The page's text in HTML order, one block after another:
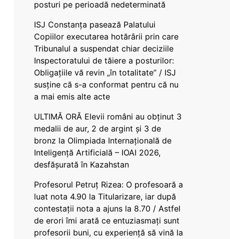
posturi pe perioadă nedeterminată
ISJ Constanța pasează Palatului
Copiilor executarea hotărârii prin care
Tribunalul a suspendat chiar deciziile
Inspectoratului de tăiere a posturilor:
Obligațiile vă revin „în totalitate” / ISJ
susține că s-a conformat pentru că nu
a mai emis alte acte
ULTIMĂ ORĂ Elevii români au obținut 3
medalii de aur, 2 de argint și 3 de
bronz la Olimpiada Internațională de
Inteligență Artificială – IOAI 2026,
desfășurată în Kazahstan
Profesorul Petruț Rizea: O profesoară a
luat nota 4.90 la Titularizare, iar după
contestații nota a ajuns la 8.70 / Astfel
de erori îmi arată ce entuziasmați sunt
profesorii buni, cu experiență să vină la